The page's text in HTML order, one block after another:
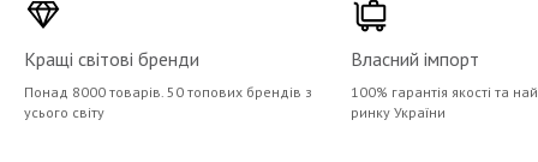
Кращі світові бренди
Понад 8000 товарів. 50 топових брендів з
усього світу
Власний імпорт
100% гарантія якості та
ринку України